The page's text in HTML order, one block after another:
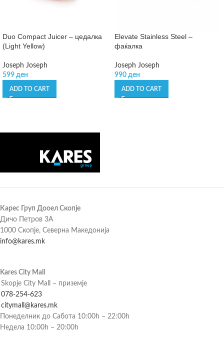
Duo Compact Juicer – цедалка
(Light Yellow)
Joseph Joseph
599 ден
ADD TO CART
Elevate Stainless Steel –
фаќалка
Joseph Joseph
990 ден
ADD TO CART
Карес Груп Дооел Скопје
Дичо Петров 3А
1000 Скопје, Северна Македонија
info@kares.mk
Kares City Mall
Skopje City Mall – приземје
078-254-623
citymall@kares.mk
Понеделник до Сабота 10:00h – 22:00h
Недела 10:00h – 20:00h